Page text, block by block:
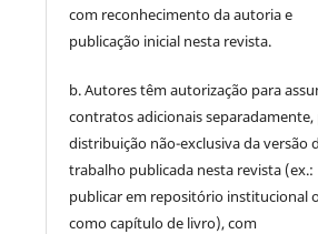
com reconhecimento da autoria e
publicação inicial nesta revista.
b. Autores têm autorização para
contratos adicionais separadamente,
distribuição não-exclusiva da versão
trabalho publicada nesta revista (ex.:
publicar em repositório institucional
como capítulo de livro), com